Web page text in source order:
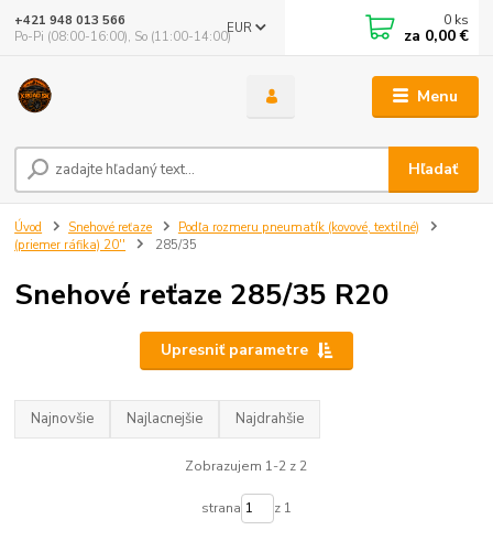
Menu
EUR
Hľadať
+421 948 013 566
Po-Pi (08:00-16:00), So (11:00-14:00)
0 ks
za 0,00 €
Úvod Snehové reťaze
Podľa rozmeru pneumatík (kovové, textilné)
(priemer ráfika) 20''
285/35
Snehové reťaze 285/35 R20
Upresniť parametre
Najnovšie Najlacnejšie Najdrahšie
Zobrazujem 1-2 z 2
strana z 1